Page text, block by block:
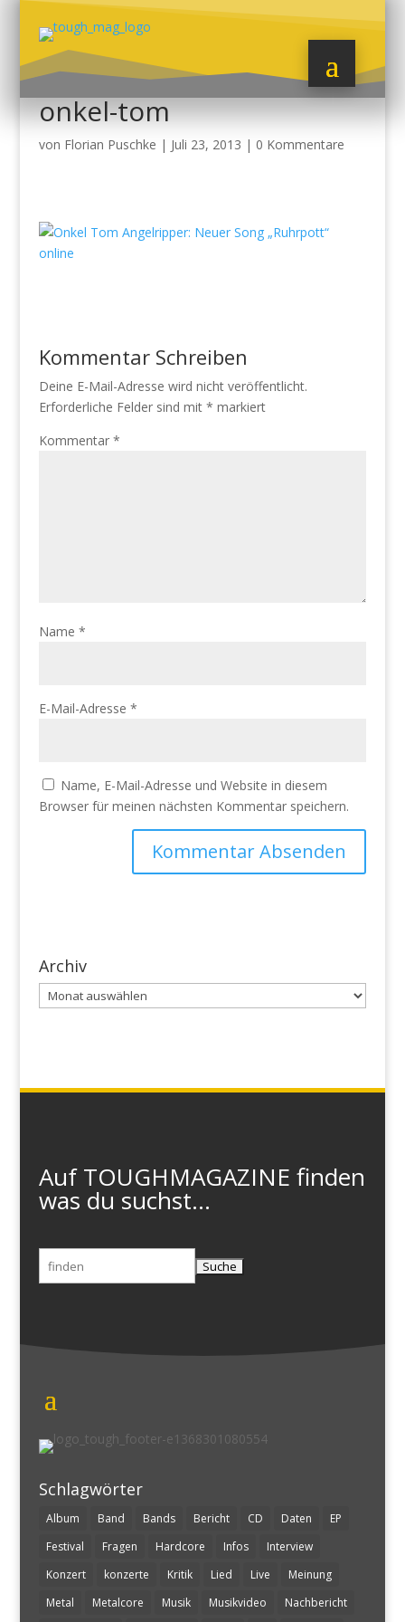
onkel-tom
von Florian Puschke | Juli 23, 2013 | 0 Kommentare
Kommentar Schreiben
Deine E-Mail-Adresse wird nicht veröffentlicht.
Erforderliche Felder sind mit * markiert
Kommentar *
Name *
E-Mail-Adresse *
Name, E-Mail-Adresse und Website in diesem
Browser für meinen nächsten Kommentar speichern.
Archiv
Archiv
Auf TOUGHMAGAZINE finden
was du suchst...
Suchen
nach:
Schlagwörter
Album Band Bands Bericht CD Daten
EP
Festival
Fragen Hardcore Infos
Interview
Konzert
konzerte Kritik Lied Live
Meinung
Metal
Metalcore Musik Musikvideo Nachbericht